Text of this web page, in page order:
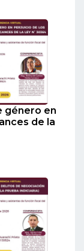
género en
de la